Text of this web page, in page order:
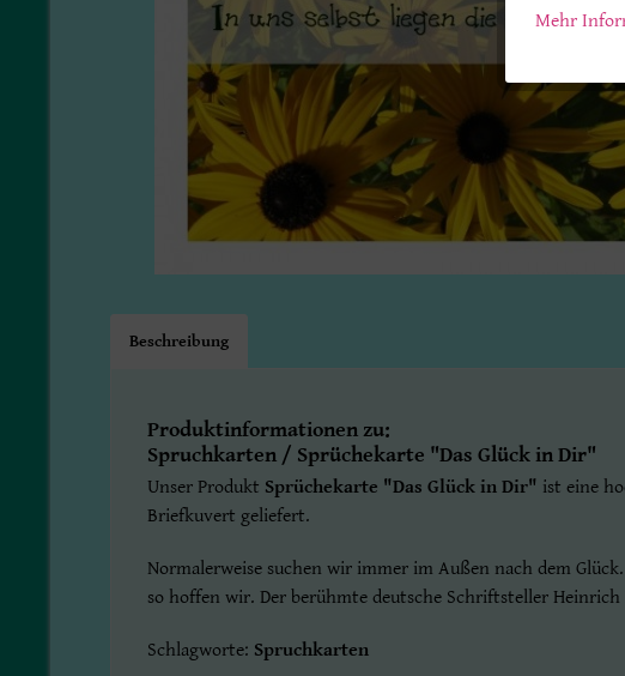
Beschreibung
Produktinformationen zu:
Spruchkarten / Sprüchekarte "Das Glück in Dir"
Unser Produkt Sprüchekarte "Das Glück in Dir" ist eine
Briefkuvert geliefert.
Normalerweise suchen wir immer im Außen nach dem
so hoffen wir. Der berühmte deutsche Schriftsteller Heinrich
Schlagworte: Spruchkarten
Mehr